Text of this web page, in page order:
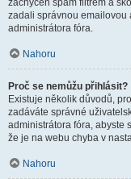
zachycen spam filtrem a
zadali správnou emailovou
administrátora fóra.
Nahoru
Proč se nemůžu přihlásit?
Existuje několik důvodů,
zadáváte správné
administrátora fóra, abyste
že je na webu chyba v
Nahoru